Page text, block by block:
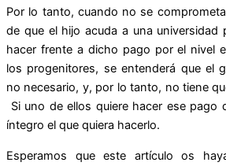
Por lo tanto, cuando no se
de que el hijo acuda a una universidad
hacer frente a dicho pago por el nivel
los progenitores, se entenderá que el
no necesario, y, por lo tanto, no tiene
Si uno de ellos quiere hacer ese pago
íntegro el que quiera hacerlo.
Esperamos que este artículo os